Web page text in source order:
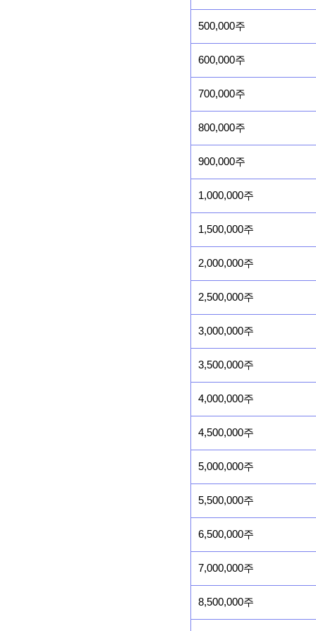
500,000주
600,000주
700,000주
800,000주
900,000주
1,000,000주
1,500,000주
2,000,000주
2,500,000주
3,000,000주
3,500,000주
4,000,000주
4,500,000주
5,000,000주
5,500,000주
6,500,000주
7,000,000주
8,500,000주